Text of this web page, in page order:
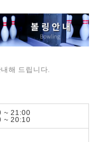
해 드립니다.
~ 21:00
~ 20:10